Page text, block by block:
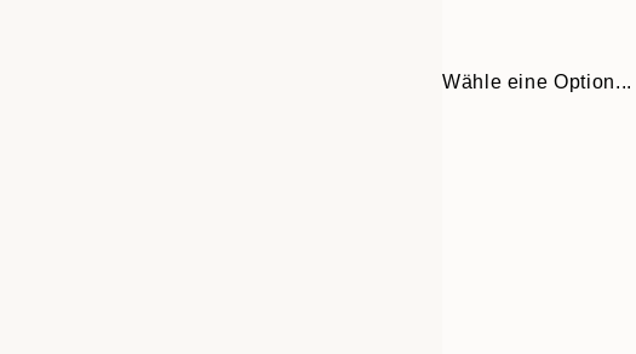
Wähle eine Option...